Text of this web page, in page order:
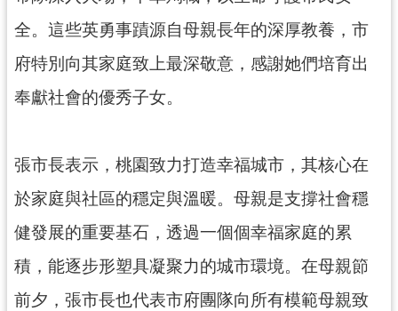
政
信
箱
問
答
園
市
政
府
全。這些英勇事蹟源自母親長年的深厚教養，市
府特別向其家庭致上最深敬意，感謝她們培育出
奉獻社會的優秀子女。
張市長表示，桃園致力打造幸福城市，其核心在
於家庭與社區的穩定與溫暖。母親是支撐社會穩
健發展的重要基石，透過一個個幸福家庭的累
積，能逐步形塑具凝聚力的城市環境。在母親節
前夕，張市長也代表市府團隊向所有模範母親致